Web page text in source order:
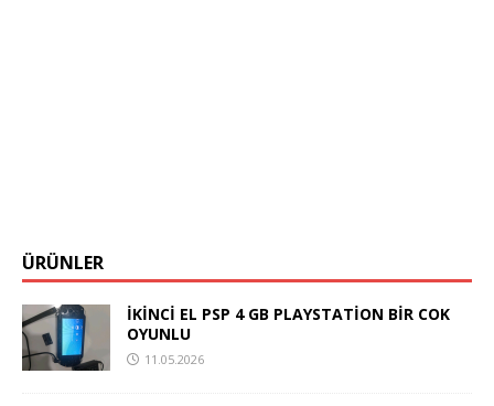
ÜRÜNLER
İKİNCİ EL PSP 4 GB PLAYSTATİON BİR COK
OYUNLU
11.05.2026